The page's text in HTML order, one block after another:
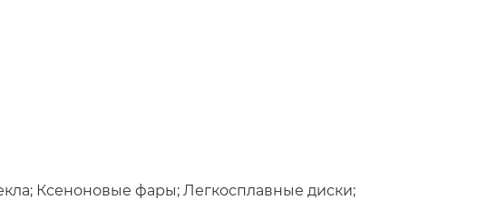
Ксеноновые фары; Легкосплавные диски;